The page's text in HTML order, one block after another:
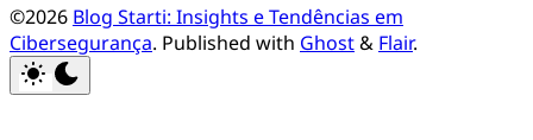
©2026 Blog Starti: Insights e Tendências em
Cibersegurança. Published with Ghost& Flair.